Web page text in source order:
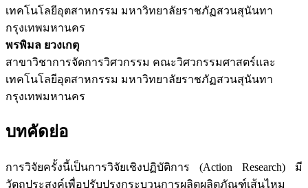
เทคโนโลยีอุตสาหกรรม มหาวิทยาลัยราชภัฏสวนสุนันทา
กรุงเทพมหานคร
พรพิมล ยวงเกตุ
สาขาวิชาการจัดการวิศวกรรม คณะวิศวกรรมศาสตร์และ
เทคโนโลยีอุตสาหกรรม มหาวิทยาลัยราชภัฏสวนสุนันทา
กรุงเทพมหานคร
บทคัดย่อ
การวิจัยครั้งนี้เป็นการวิจัยเชิงปฏิบัติการ (Action Research) มี
วัตถุประสงค์เพื่อปรับปรุงกระบวนการผลิตผลิตภัณฑ์เส้นไหม